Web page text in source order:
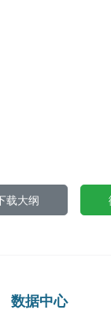
载大纲
数据中心